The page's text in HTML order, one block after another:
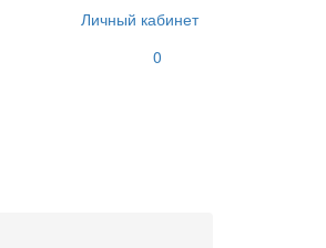
Личный кабинет
0